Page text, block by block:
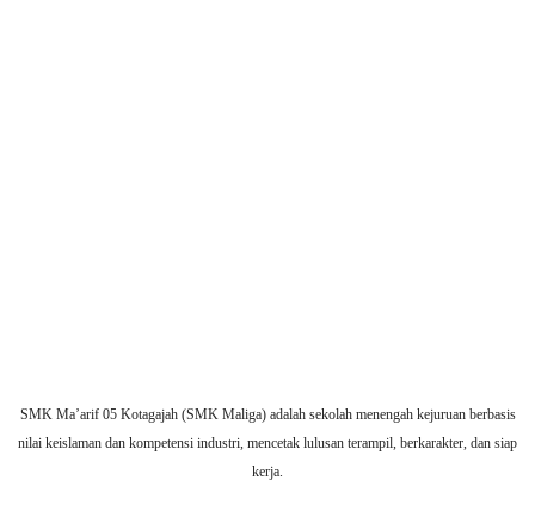
SMK Ma’arif 05 Kotagajah (SMK Maliga) adalah sekolah menengah kejuruan berbasis
nilai keislaman dan kompetensi industri, mencetak lulusan terampil, berkarakter, dan siap
kerja.